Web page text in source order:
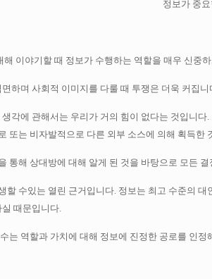
이야기할 때 정보가 수행하는 역할을 매우 신중
하며 사회적 이미지를 다룰 때 투쟁은 더욱 커집니
각에 관해서는 우리가 거의 힘이 없다는 것입니다.
또는 비자발적으로 다른 외부 소스에 의해 획득한
통해 상대방에 대해 알게 된 것을 바탕으로 모든
할 수있는 열린 근거입니다. 정보는 최고 수준의 대
때문입니다.
는 역할과 가치에 대해 정보에 진정한 공로를 인정